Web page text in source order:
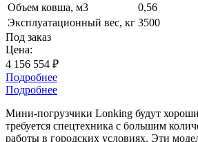
Объем ковша, м3
0,56
Эксплуатационный вес, кг 3500
Под заказ
Цена:
4 156 554 ₽
Подробнее
Подробнее
Мини-погрузчики Lonking будут
требуется спецтехника с большим
работы в городских условиях. Эти